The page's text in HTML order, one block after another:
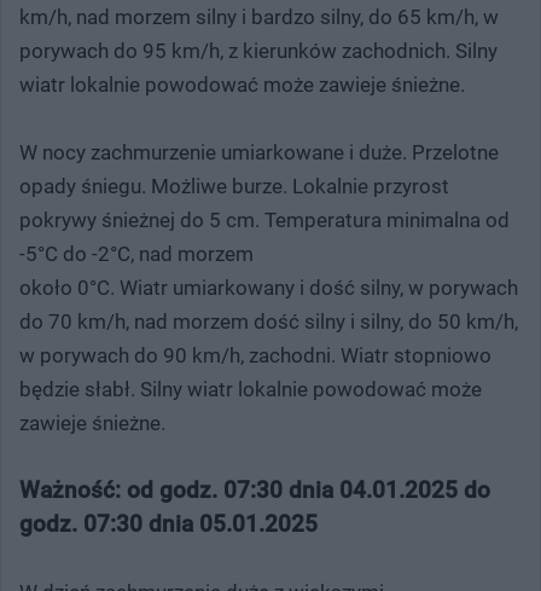
km/h, nad morzem silny i bardzo silny, do 65 km/h, w
porywach do 95 km/h, z kierunków zachodnich. Silny
wiatr lokalnie powodować może zawieje śnieżne.
W nocy zachmurzenie umiarkowane i duże. Przelotne
opady śniegu. Możliwe burze. Lokalnie przyrost
pokrywy śnieżnej do 5 cm. Temperatura minimalna od
-5°C do -2°C, nad morzem
około 0°C. Wiatr umiarkowany i dość silny, w porywach
do 70 km/h, nad morzem dość silny i silny, do 50 km/h,
w porywach do 90 km/h, zachodni. Wiatr stopniowo
będzie słabł. Silny wiatr lokalnie powodować może
zawieje śnieżne.
Ważność: od godz. 07:30 dnia 04.01.2025 do
godz. 07:30 dnia 05.01.2025